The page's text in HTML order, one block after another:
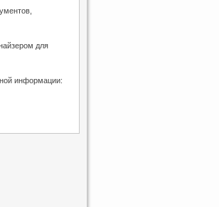
для
информации: